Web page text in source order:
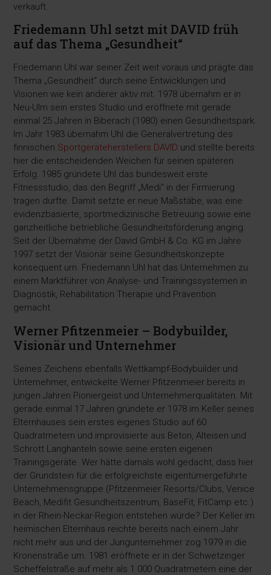
verkauft.
Friedemann Uhl setzt mit DAVID früh
auf das Thema „Gesundheit“
Friedemann Uhl war seiner Zeit weit voraus und prägte das
Thema „Gesundheit“ durch seine Entwicklungen und
Visionen wie kein anderer aktiv mit. 1978 übernahm er in
Neu-Ulm sein erstes Studio und eröffnete mit gerade
einmal 25 Jahren in Biberach (1980) einen Gesundheitspark.
Im Jahr 1983 übernahm Uhl die Generalvertretung des
finnischen Sportgeräteherstellers DAVID und stellte bereits
hier die entscheidenden Weichen für seinen späteren
Erfolg. 1985 gründete Uhl das bundesweit erste
Fitnessstudio, das den Begriff „Medi“ in der Firmierung
tragen durfte. Damit setzte er neue Maßstäbe, was eine
evidenzbasierte, sportmedizinische Betreuung sowie eine
ganzheitliche betriebliche Gesundheitsförderung anging.
Seit der Übernahme der David GmbH & Co. KG im Jahre
1997 setzt der Visionär seine Gesundheitskonzepte
konsequent um. Friedemann Uhl hat das Unternehmen zu
einem Marktführer von Analyse- und Trainingssystemen in
Diagnostik, Rehabilitation Therapie und Prävention
gemacht.
Werner Pfitzenmeier – Bodybuilder,
Visionär und Unternehmer
Seines Zeichens ebenfalls Wettkampf-Bodybuilder und
Unternehmer, entwickelte Werner Pfitzenmeier bereits in
jungen Jahren Pioniergeist und Unternehmerqualitäten. Mit
gerade einmal 17 Jahren gründete er 1978 im Keller seines
Elternhauses sein erstes eigenes Studio auf 60
Quadratmetern und improvisierte aus Beton, Alteisen und
Schrott Langhanteln sowie seine ersten eigenen
Trainingsgeräte. Wer hätte damals wohl gedacht, dass hier
der Grundstein für die erfolgreichste eigentümergeführte
Unternehmensgruppe (Pfitzenmeier Resorts/Clubs, Venice
Beach, Medifit Gesundheitszentrum, BaseFit, FitCamp etc.)
in der Rhein-Neckar-Region entstehen würde? Der Keller im
heimischen Elternhaus reichte bereits nach einem Jahr
nicht mehr aus und der Jungunternehmer zog 1979 in die
Kronenstraße um. 1981 eröffnete er in der Schwetzinger
Scheffelstraße auf mehr als 1.000 Quadratmetern eine der